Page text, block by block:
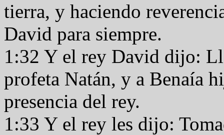
tierra, y haciendo
David para siempre.
1:32 Y el rey David dijo:
profeta Natán, y a Benaía
presencia del rey.
1:33 Y el rey les dijo: